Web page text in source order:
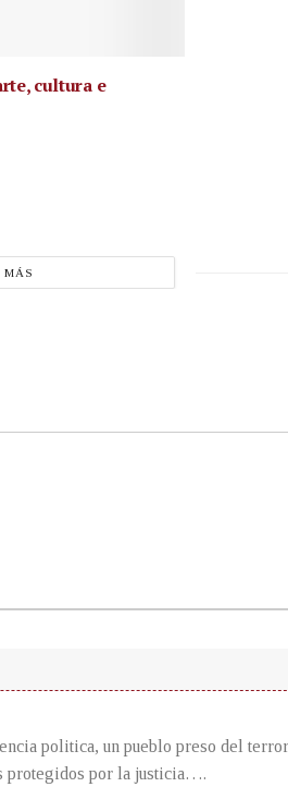
cultura e
MÁS
politica, un pueblo preso del
protegidos por la justicia….